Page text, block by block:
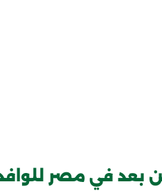
بعد في مصر